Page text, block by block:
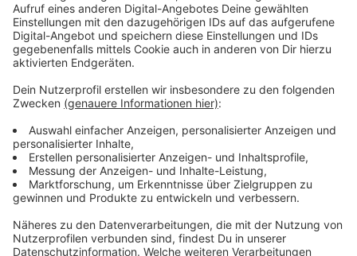
gefunden, zum einen die Sanierungskosten zu senken
und zum anderen die Behinderungen für Auto- und
LKW-Fahrer zu verringern. Dadurch ist allerdings der
ursprüngliche Zeitplan durcheinander gekommen. Der
Landesbetrieb Straßen NRW rechnet damit, dass die
Sanierung der A1-Krebsbachtalbrücke ab Start bis zu
eineinhalb Jahre dauern wird. Aktuell gilt auf der
Brücke Tempo 100.
Anzeige